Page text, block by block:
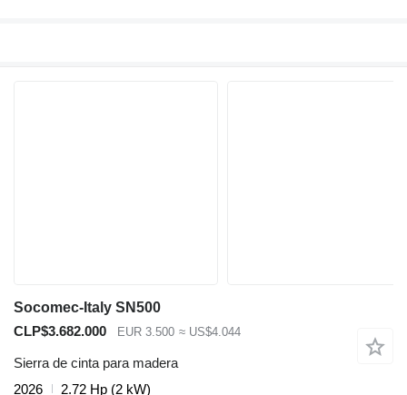
Socomec-Italy SN500
CLP$3.682.000
EUR 3.500 ≈ US$4.044
Sierra de cinta para madera
2026
2.72 Hp (2 kW)